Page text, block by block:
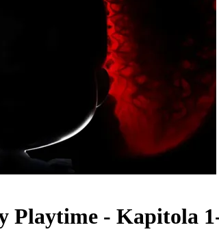
Playtime - Kapitola